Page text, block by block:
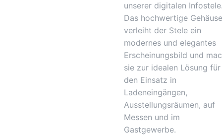
unserer digitalen
Das hochwertige Gehäuse
verleiht der Stele ein
modernes und elegantes
Erscheinungsbild und
sie zur idealen Lösung für
den Einsatz in
Ladeneingängen,
Ausstellungsräumen, auf
Messen und im
Gastgewerbe.